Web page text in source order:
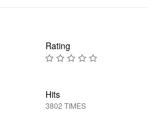
Rating
Hits
3802 TIMES